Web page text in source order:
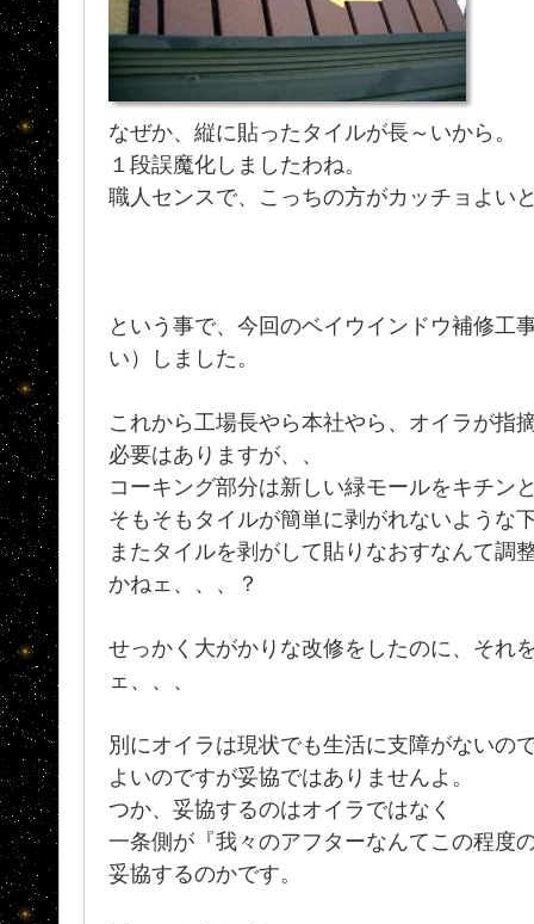
なぜか、縦に貼ったタイルが長～いから。
１段誤魔化しましたわね。
職人センスで、こっちの方がカッチョよい
という事で、今回のベイウインドウ補修工
い）しました。
これから工場長やら本社やら、オイラが指
必要はありますが、、
コーキング部分は新しい緑モールをキチン
そもそもタイルが簡単に剥がれないような
またタイルを剥がして貼りなおすなんて調
かねェ、、、？
せっかく大がかりな改修をしたのに、それ
ェ、、、
別にオイラは現状でも生活に支障がないの
よいのですが妥協ではありませんよ。
つか、妥協するのはオイラではなく
一条側が『我々のアフターなんてこの程度
妥協するのかです。